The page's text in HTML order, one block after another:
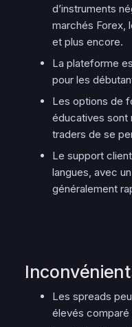
d’instruments
marchés Forex,
et plus encore.
La plateforme
pour les
Les options de
éducatives sont
traders de se
Le support
langues, avec
généralement
Les spreads
élevés comparé